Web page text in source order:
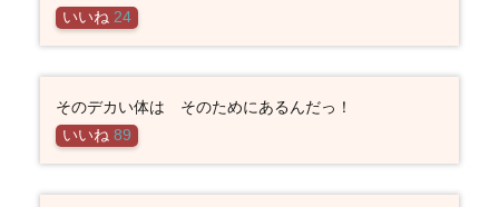
いいね 24
そのデカい体は そのためにあるんだっ！
いいね 89